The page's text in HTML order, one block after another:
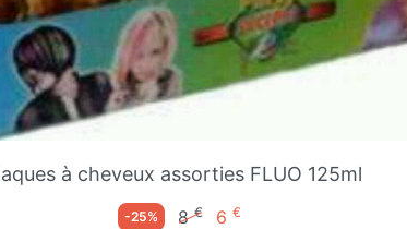
Favori Contacter
à cheveux assorties FLUO 125ml
-25% 8€ 6 €